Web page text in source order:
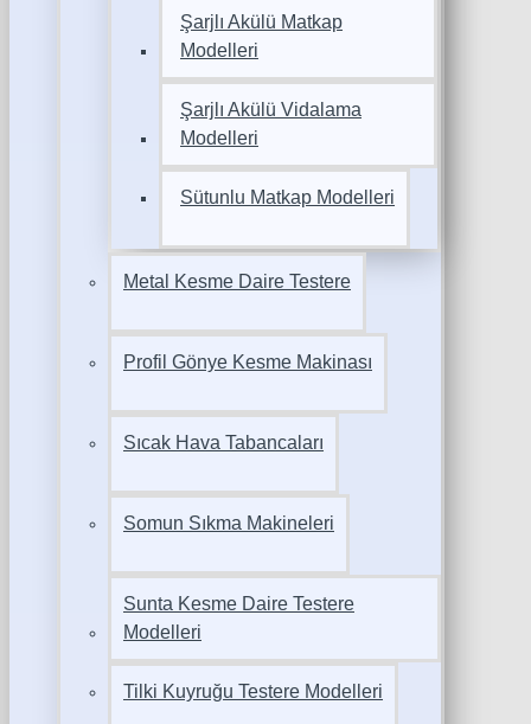
Şarjlı Akülü Matkap
Modelleri
Şarjlı Akülü Vidalama
Modelleri
Sütunlu Matkap Modelleri
Metal Kesme Daire Testere
Profil Gönye Kesme Makinası
Sıcak Hava Tabancaları
Somun Sıkma Makineleri
Sunta Kesme Daire Testere
Modelleri
Tilki Kuyruğu Testere Modelleri